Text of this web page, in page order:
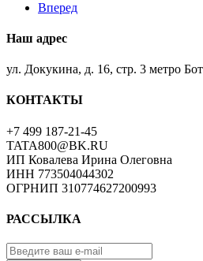
Вперед
Наш адрес
ул. Докукина, д. 16, стр. 3 метро
КОНТАКТЫ
+7 499 187-21-45
TATA800@BK.RU
ИП Ковалева Ирина Олеговна
ИНН 773504044302
ОГРНИП 310774627200993
РАССЫЛКА